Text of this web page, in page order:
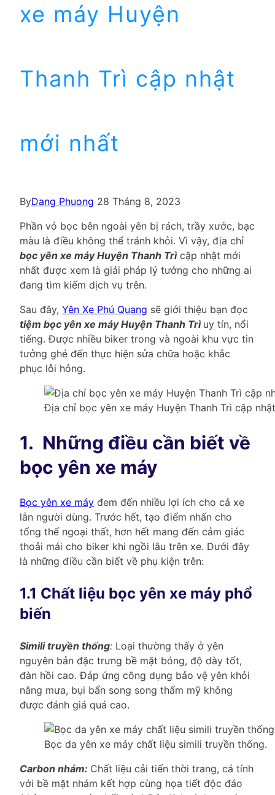
xe máy Huyện
Thanh Trì cập nhật
mới nhất
ByDang Phuong 28 Tháng 8, 2023
Phần vỏ bọc bên ngoài yên bị rách, trầy xước, bạc
màu là điều không thể tránh khỏi. Vì vậy, địa chỉ
bọc yên xe máy Huyện Thanh Trì cập nhật mới
nhất được xem là giải pháp lý tưởng cho những ai
đang tìm kiếm dịch vụ trên.
Sau đây, Yên Xe Phú Quang sẽ giới thiệu bạn đọc
tiệm bọc yên xe máy Huyện Thanh Trì uy tín, nổi
tiếng. Được nhiều biker trong và ngoài khu vực tin
tưởng ghé đến thực hiện sửa chữa hoặc khắc
phục lỗi hỏng.
Địa chỉ bọc yên xe máy Huyện Thanh Trì cập
1. Những điều cần biết về
bọc yên xe máy
Bọc yên xe máy đem đến nhiều lợi ích cho cả xe
lẫn người dùng. Trước hết, tạo điểm nhấn cho
tổng thể ngoại thất, hơn hết mang đến cảm giác
thoải mái cho biker khi ngồi lâu trên xe. Dưới đây
là những điều cần biết về phụ kiện trên:
1.1 Chất liệu bọc yên xe máy phổ
biến
Simili truyền thống: Loại thường thấy ở yên
nguyên bản đặc trưng bề mặt bóng, độ dày tốt,
đàn hồi cao. Đáp ứng công dụng bảo vệ yên khỏi
nắng mưa, bụi bẩn song song thẩm mỹ không
được đánh giá quá cao.
Bọc da yên xe máy chất liệu simili truyền thống.
Carbon nhám: Chất liệu cải tiến thời trang, cá tính
với bề mặt nhám kết hợp cùng họa tiết độc đáo